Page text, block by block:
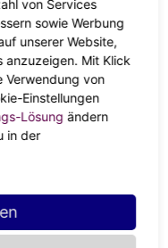
Kopf des
Rücken liegt und es
über den Kopf zu
Zugang, um die
Geber hinter ihm
kann eine sexy Option
sein. Der Skorpion
von Services
sowie Werbung
unserer Website,
anzuzeigen. Mit Klick
Verwendung von
Einstellungen
Lösung ändern
in der